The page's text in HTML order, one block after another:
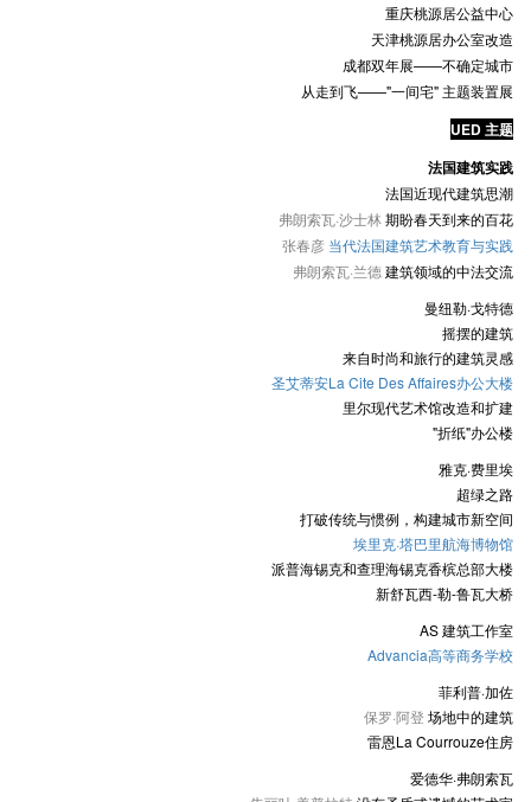
重庆桃源居公益中心
天津桃源居办公室改造
成都双年展——不确定城市
从走到飞——"一间宅" 主题装置展
UED 主题
法国建筑实践
法国近现代建筑思潮
弗朗索瓦·沙士林期盼春天到来的百花
张春彦 当代法国建筑艺术教育与实践
弗朗索瓦·兰德建筑领域的中法交流
曼纽勒·戈特德
摇摆的建筑
来自时尚和旅行的建筑灵感
圣艾蒂安La Cite Des Affaires办公大楼
里尔现代艺术馆改造和扩建
"折纸"办公楼
雅克·费里埃
超绿之路
打破传统与惯例，构建城市新空间
埃里克·塔巴里航海博物馆
派普海锡克和查理海锡克香槟总部大楼
新舒瓦西-勒-鲁瓦大桥
AS 建筑工作室
Advancia高等商务学校
菲利普·加佐
保罗·阿登 场地中的建筑
雷恩La Courrouze住房
爱德华·弗朗索瓦